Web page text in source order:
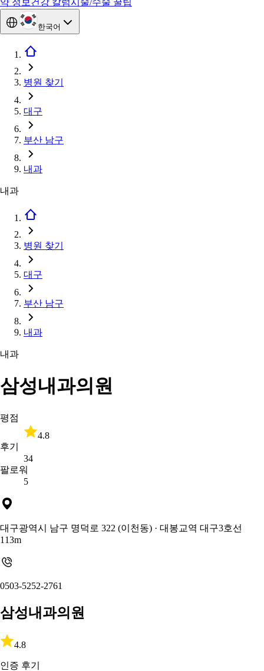
약 정보 건강 칼럼시술/수술 꿀팁
한국어
병원 찾기
대구
부산 남구
내과
내과
병원 찾기
대구
부산 남구
내과
내과
삼성내과의원
평점
4.8
후기
34
팔로워
5
대구광역시 남구 명덕로 322 (이천동) · 대봉교역 대구3호선
113m
0503-5252-2761
삼성내과의원
4.8
인증 후기